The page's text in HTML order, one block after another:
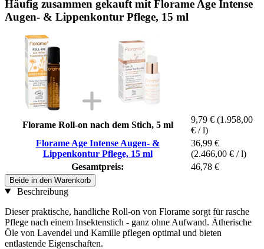
Häufig zusammen gekauft mit Florame Age Intense
Augen- & Lippenkontur Pflege, 15 ml
Florame Roll-on nach dem Stich, 5 ml
9,79 € (1.958,00
€ / l)
Florame Age Intense Augen- &
Lippenkontur Pflege, 15 ml
36,99 €
(2.466,00 € / l)
Gesamtpreis:
46,78 €
Beide in den Warenkorb
Beschreibung
Dieser praktische, handliche Roll-on von Florame sorgt für rasche
Pflege nach einem Insektenstich - ganz ohne Aufwand. Ätherische
Öle von Lavendel und Kamille pflegen optimal und bieten
entlastende Eigenschaften.